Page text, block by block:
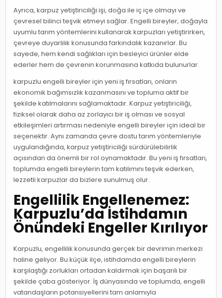
Ayrıca, karpuz yetiştiriciliği işi, doğa ile iç içe olmayı ve
çevresel bilinci teşvik etmeyi sağlar. Engelli bireyler, doğayla
uyumlu tarım yöntemlerini kullanarak karpuzları yetiştirirken,
çevreye duyarlılık konusunda farkındalık kazanırlar. Bu
sayede, hem kendi sağlıkları için besleyici ürünler elde
ederler hem de çevrenin korunmasına katkıda bulunurlar.
karpuzlu engelli bireyler için yeni iş fırsatları, onların
ekonomik bağımsızlık kazanmasını ve topluma aktif bir
şekilde katılmalarını sağlamaktadır. Karpuz yetiştiriciliği,
fiziksel olarak daha az zorlayıcı bir iş olması ve sosyal
etkileşimleri artırması nedeniyle engelli bireyler için ideal bir
seçenektir. Aynı zamanda çevre dostu tarım yöntemleriyle
uygulandığında, karpuz yetiştiriciliği sürdürülebilirlik
açısından da önemli bir rol oynamaktadır. Bu yeni iş fırsatları,
toplumda engelli bireylerin tam katılımını teşvik ederken,
lezzetli karpuzlar da bizlere sunulmuş olur.
Engellilik Engellenemez:
Karpuzlu’da İstihdamın
Önündeki Engeller Kırılıyor
Karpuzlu, engellilik konusunda gerçek bir devrimin merkezi
haline geliyor. Bu küçük ilçe, istihdamda engelli bireylerin
karşılaştığı zorlukları ortadan kaldırmak için başarılı bir
şekilde çaba gösteriyor. İş dünyasında ve toplumda, engelli
vatandaşların potansiyellerini tam anlamıyla